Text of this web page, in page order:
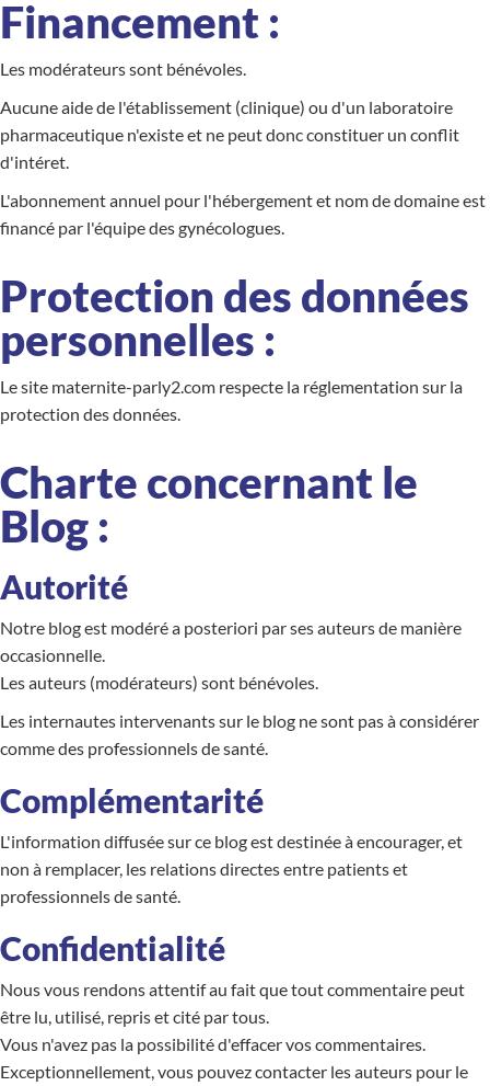
Financement :
Les modérateurs sont bénévoles.
Aucune aide de l'établissement (clinique) ou d'un laboratoire
pharmaceutique n'existe et ne peut donc constituer un conflit
d'intéret.
L'abonnement annuel pour l'hébergement et nom de domaine est
financé par l'équipe des gynécologues.
Protection des données
personnelles :
Le site maternite-parly2.com respecte la réglementation sur la
protection des données.
Charte concernant le
Blog :
Autorité
Notre blog est modéré a posteriori par ses auteurs de manière
occasionnelle.
Les auteurs (modérateurs) sont bénévoles.
Les internautes intervenants sur le blog ne sont pas à considérer
comme des professionnels de santé.
Complémentarité
L'information diffusée sur ce blog est destinée à encourager, et
non à remplacer, les relations directes entre patients et
professionnels de santé.
Confidentialité
Nous vous rendons attentif au fait que tout commentaire peut
être lu, utilisé, repris et cité par tous.
Vous n'avez pas la possibilité d'effacer vos commentaires.
Exceptionnellement, vous pouvez contacter les auteurs pour le